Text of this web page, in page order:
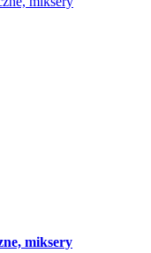
miksery